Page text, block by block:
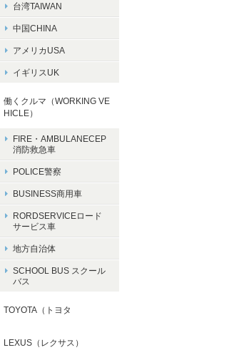
台湾TAIWAN
中国CHINA
アメリカUSA
イギリスUK
働くクルマ（WORKING VE
HICLE）
FIRE・AMBULANECEP
消防救急車
POLICE警察
BUSINESS商用車
RORDSERVICEロード
サービス車
地方自治体
SCHOOL BUS スクール
バス
TOYOTA（トヨタ
LEXUS（レクサス）